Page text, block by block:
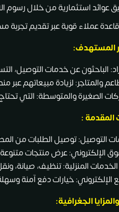
عوائد استثمارية من خلال رسوم
قاعدة عملاء قوية عبر تقديم
المستهدف:
الباحثون عن خدمات التوصيل،
والمتاجر: لزيادة مبيعاتهم عبر
الصغيرة والمتوسطة: التي
المقدمة :
التوصيل: توصيل الطلبات من
الإلكتروني: عرض منتجات
المنزلية: تنظيف، صيانة،
الإلكتروني: خيارات دفع آمنة
الجغرافية: